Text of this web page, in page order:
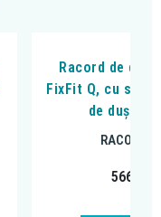
Racord de duș,
FixFit Q, cu
de duș,
566,26